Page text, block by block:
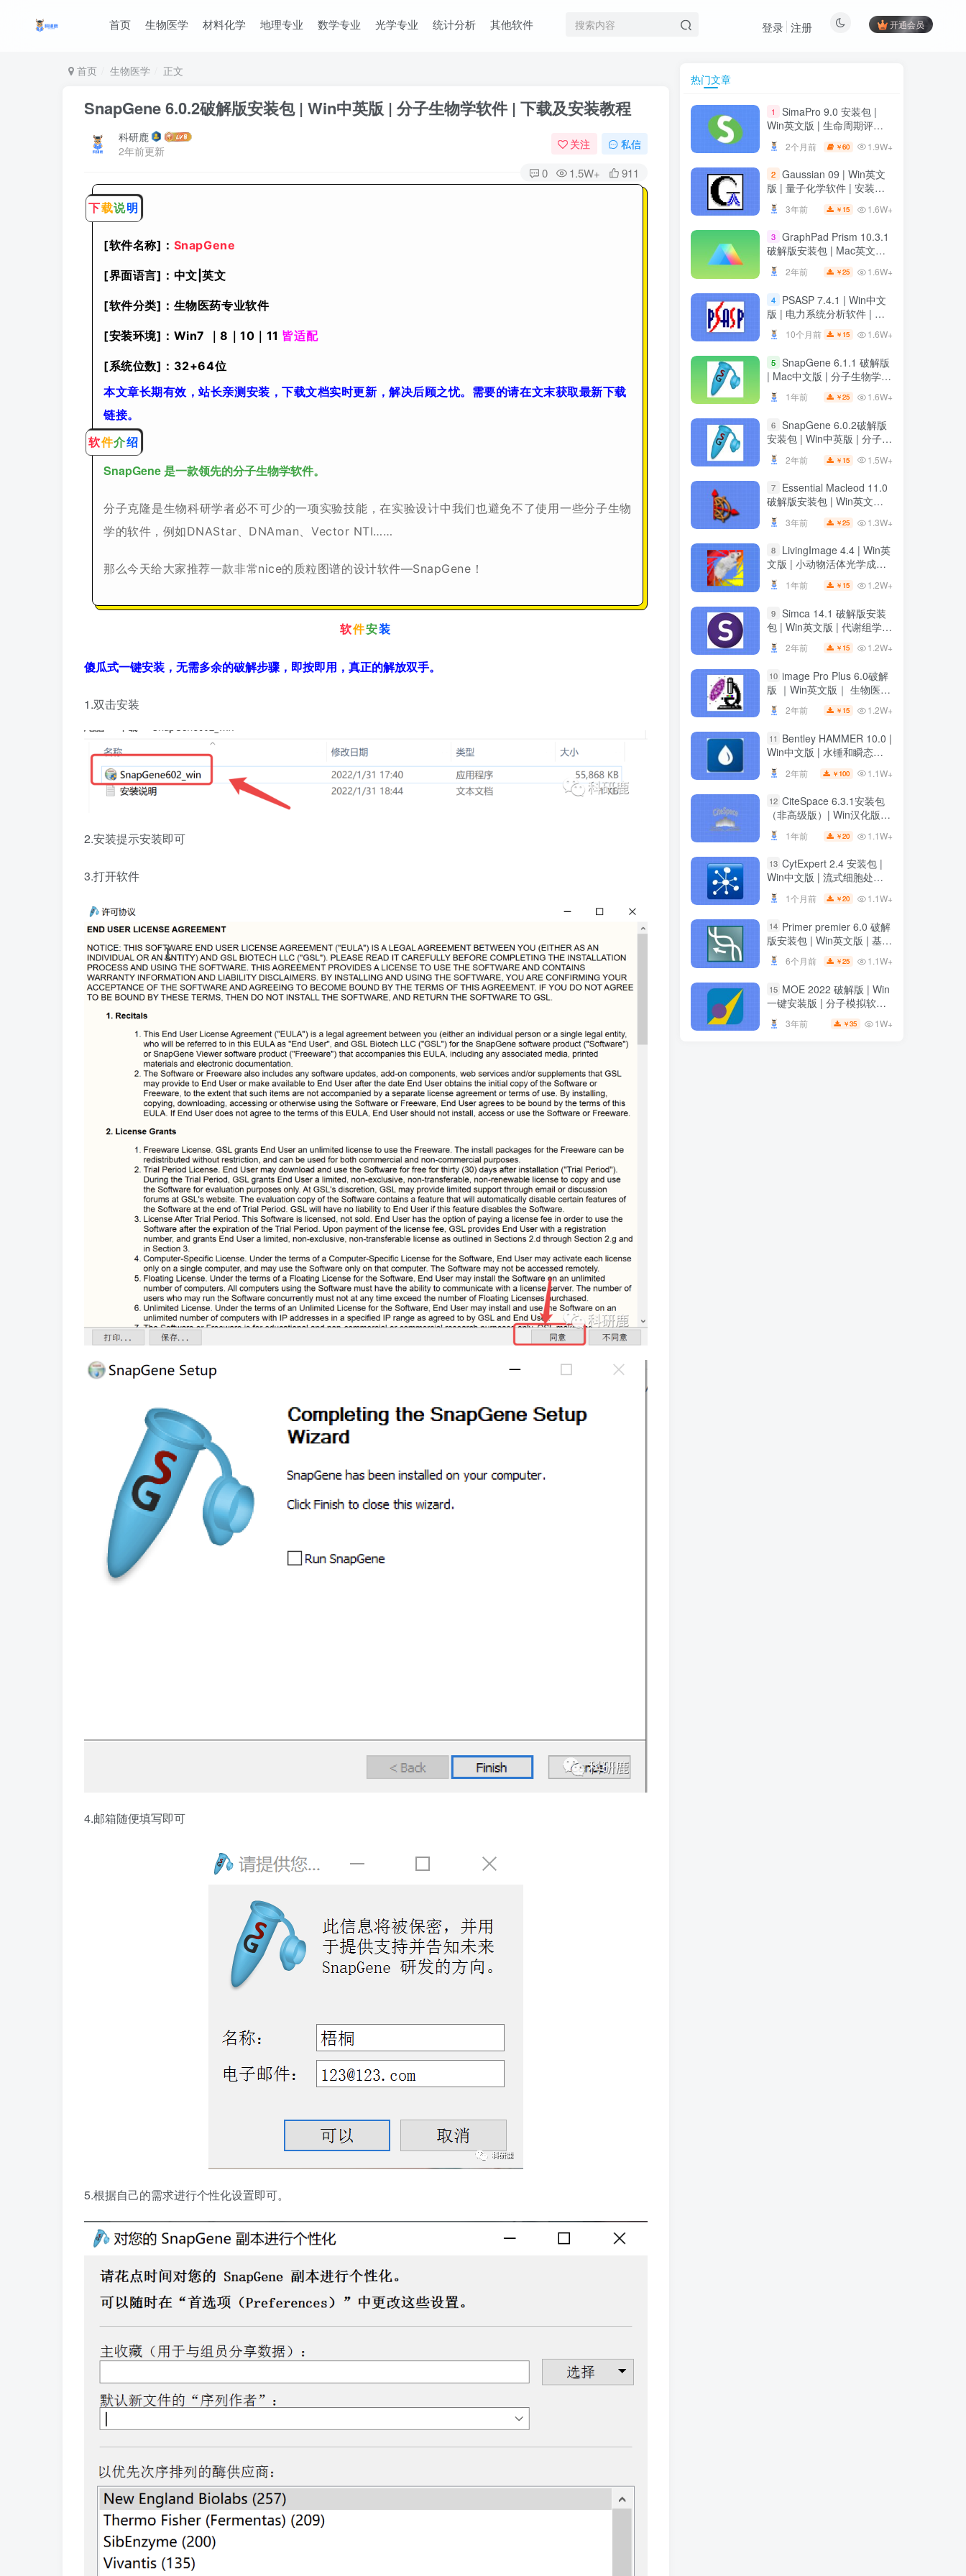
首页 生物医学 材料化学 地理专业 数学专业 光学专业 统计分析 其他软件 开通会员
登录 注册
首页 生物医学 正文
SnapGene 6.0.2破解版安装包 | Win中英版 | 分子生物学软件 | 下载及安装教程
科研鹿
2年前更新
关注 私信
0 1.5W+ 911
下载说明
[软件名称]： SnapGene
[界面语言]：中文|英文
[软件分类]：生物医药专业软件
[安装环境]：Win7 ｜8｜10｜11 皆适配
[系统位数]：32+64位
本文章长期有效，站长亲测安装，下载文档实时更新，解决后顾之忧。需要的请在文末获取最新下载
链接。
软件介绍
SnapGene 是一款领先的分子生物学软件。
分子克隆是生物科研学者必不可少的一项实验技能，在实验设计中我们也避免不了使用一些分子生物
学的软件，例如DNAStar、DNAman、Vector NTI……
那么今天给大家推荐一款非常nice的质粒图谱的设计软件—SnapGene！
软件安装
傻瓜式一键安装，无需多余的破解步骤，即按即用，真正的解放双手。
1.双击安装
2.安装提示安装即可
3.打开软件
4.邮箱随便填写即可
5.根据自己的需求进行个性化设置即可。
热门文章
1
SimaPro 9.0 安装包 |
Win英文版 | 生命周期评估
软件 | 安装教程
2个月前 ￥60 1.9W+
2 Gaussian 09 | Win英文
版 | 量子化学软件 | 安装教
程
3年前 ￥ 15 1.6W+
3 GraphPad Prism 10.3.1
破解版安装包 | Mac英文版 |
科研绘图软件 | 安装教程
2年前 ￥25 1.6W+
4
PSASP 7.4.1 | Win中文
版 | 电力系统分析软件 | 安
装教程
10个月前 ￥ 15 1.6W+
5 SnapGene 6.1.1 破解版
| Mac中文版 | 分子生物学软
件 | 安装教程 | 一键安装版
1年前 ￥25 1.6W+
6 SnapGene 6.0.2破解版
安装包 | Win中英版 | 分子生
物学软件 | 下载及安装教程
2年前 ￥ 15 1.5W+
7
Essential Macleod 11.0
破解版安装包 | Win英文版 |
光学薄膜分析与设计软件 |
下载及安装教程
3年前 ￥25 1.3W+
8
LivingImage 4.4 | Win英
文版 | 小动物活体光学成像
软件 | 安装教程
1年前 ￥ 15 1.2W+
9 Simca 14.1 破解版安装
包 | Win英文版 | 代谢组学数
据分析软件 | 安装教程
2年前 ￥ 15 1.2W+
10 image Pro Plus 6.0破解
版 ｜Win英文版｜ 生物医学
科研绘图软件 ｜安装教程
2年前 ￥ 15 1.2W+
11 Bentley HAMMER 10.0 |
Win中文版 | 水锤和瞬态分
析软件 | 安装教程
2年前 ￥ 100 1.1W+
12 CiteSpace 6.3.1安装包
（非高级版）| Win汉化版 |
文献可视化分析软件 | 下载
链接+安装教程
1年前 ￥20 1.1W+
13 CytExpert 2.4 安装包 |
Win中文版 | 流式细胞处理
软件 | 下载及安装教程
1个月前 ￥20 1.1W+
14 Primer premier 6.0 破解
版安装包 | Win英文版 | 基因
分析软件 | 安装教程 | 一键
安装6个月前 ￥25 1.1W+
15 MOE 2022 破解版 | Win
一键安装版 | 分子模拟软件 |
安装教程
3年前 ￥35 1W+